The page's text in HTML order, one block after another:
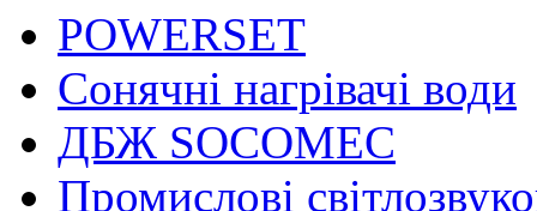
POWERSET
Сонячні нагрівачі води
ДБЖ SOCOMEC
Промислові